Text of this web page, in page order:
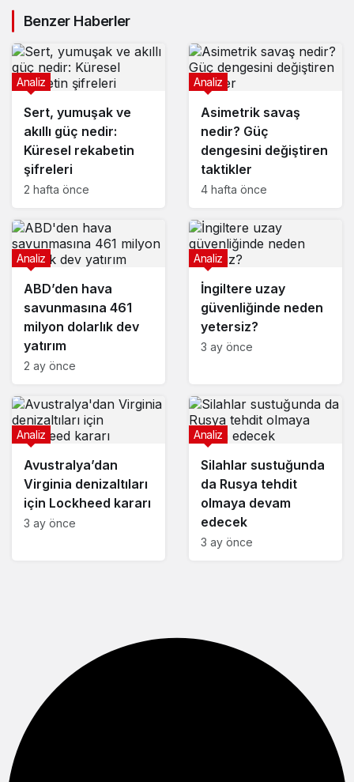
Benzer Haberler
Sert, yumuşak ve
akıllı güç nedir:
Küresel rekabetin
şifreleri
Analiz
2 hafta önce
Asimetrik savaş
nedir? Güç
dengesini değiştiren
taktikler
Analiz
4 hafta önce
ABD’den hava
savunmasına 461
milyon dolarlık dev
yatırım
Analiz
2 ay önce
İngiltere uzay
güvenliğinde neden
yetersiz?
Analiz
3 ay önce
Avustralya’dan
Virginia denizaltıları
için Lockheed kararı
Analiz
3 ay önce
Silahlar sustuğunda
da Rusya tehdit
olmaya devam
edecek
Analiz
3 ay önce